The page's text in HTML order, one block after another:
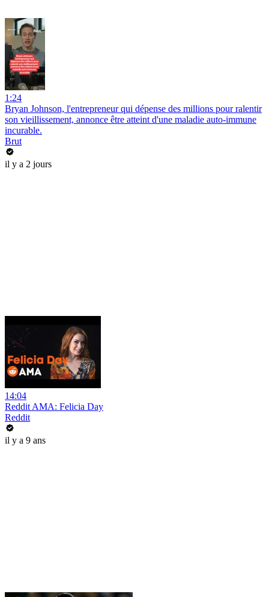
1:24
Bryan Johnson, l'entrepreneur qui dépense des millions pour ralentir
son vieillissement, annonce être atteint d'une maladie auto-immune
incurable.
Brut
il y a 2 jours
14:04
Reddit AMA: Felicia Day
Reddit
il y a 9 ans